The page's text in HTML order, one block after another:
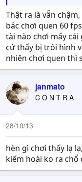
Thật ra là vẫn
bác chơi quen 60
tài nào chơi mấy
cứ thấy bị trôi hình
nhiên chơi quen thì
janmato
C O N T R A
28/10/13
hèn gì chơi thấy lạ
kiếm hoài ko ra chổ